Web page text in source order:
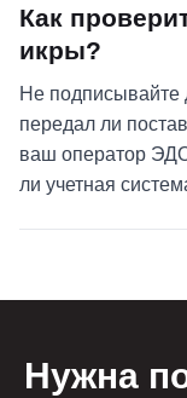
Как
икры?
Не подписывайте
передал ли
ваш оператор
ли учетная
Нужна